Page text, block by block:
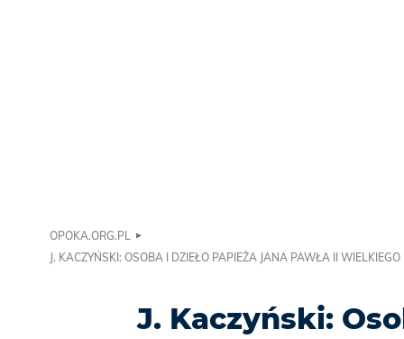
OPOKA.ORG.PL
J. KACZYŃSKI: OSOBA I DZIEŁO PAPIEŻA JANA PAWŁA II
J. Kaczyński: